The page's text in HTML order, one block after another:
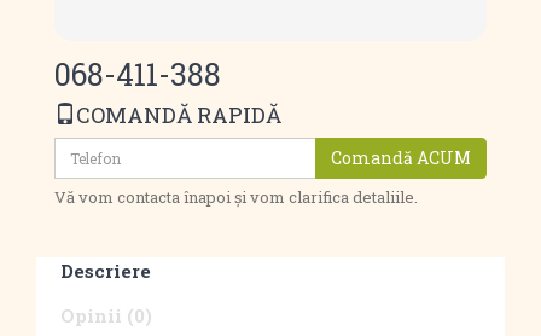
068-411-388
COMANDĂ RAPIDĂ
Comandă ACUM
Vă vom contacta înapoi și vom clarifica detaliile.
Descriere
Opinii (0)